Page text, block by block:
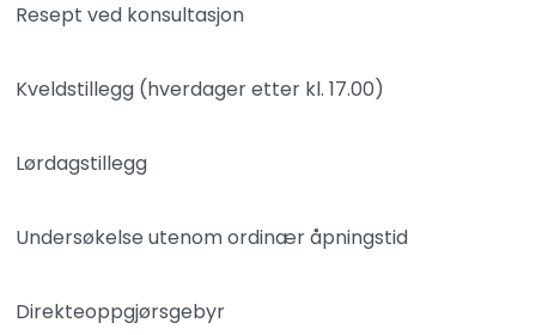
Resept ved konsultasjon
Kveldstillegg (hverdager etter kl. 17.00)
Lørdagstillegg
Undersøkelse utenom ordinær åpningstid
Direkteoppgjørsgebyr